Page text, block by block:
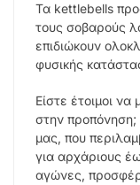
Τα kettlebells
τους σοβαρούς
επιδιώκουν
φυσικής
Είστε έτοιμοι
στην
μας, που
για αρχάριους
αγώνες,